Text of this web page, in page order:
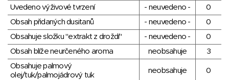
Uvedeno výživové tvrzení
- neuvedeno -
0
Obsah přidaných dusitanů
- neuvedeno -
0
Obsahuje složku "extrakt z droždí"
- neuvedeno -
0
Obsah blíže neurčeného aroma
neobsahuje
3
Obsahuje palmový
olej/tuk/palmojádrový tuk
neobsahuje 0